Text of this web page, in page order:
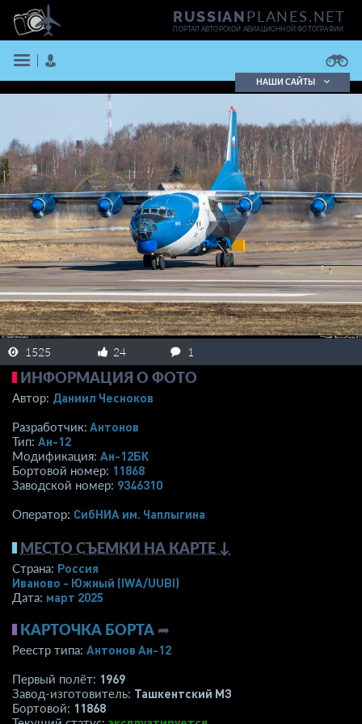
RUSSIANPLANES.NET
ПОРТАЛ АВТОРСКОЙ АВИАЦИОННОЙ ФОТОГРАФИИ
ВОЙТИ
ЗАРЕГИСТРИРОВАТЬСЯ
Поиск в реестре
Кратко
Подробно
НАШИ САЙТЫ
1525 24 1
ИНФОРМАЦИЯ О ФОТО
Автор: Даниил Чесноков
Разработчик: Антонов
Тип: Ан-12
Модификация: Ан-12БК
Бортовой номер: 11868
Заводской номер: 9346310
Оператор: СибНИА им. Чаплыгина
МЕСТО СЪЕМКИ НА КАРТЕ ↓
Страна: Россия
Иваново - Южный (IWA/UUBI)
Дата: март 2025
КАРТОЧКА БОРТА ➦
Реестр типа: Антонов Ан-12
Первый полёт: 1969
Завод-изготовитель: Ташкентский МЗ
Бортовой: 11868